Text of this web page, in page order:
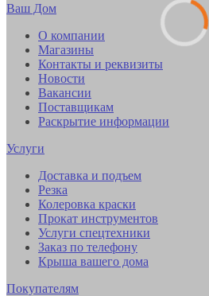
Ваш Дом
О компании
Магазины
Контакты и реквизиты
Новости
Вакансии
Поставщикам
Раскрытие информации
Услуги
Доставка и подъем
Резка
Колеровка краски
Прокат инструментов
Услуги спецтехники
Заказ по телефону
Крыша вашего дома
Покупателям